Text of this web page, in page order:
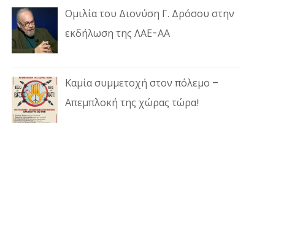
Ομιλία του Διονύση Γ. Δρόσου στην
εκδήλωση της ΛΑΕ-ΑΑ
Καμία συμμετοχή στον πόλεμο –
Απεμπλοκή της χώρας τώρα!